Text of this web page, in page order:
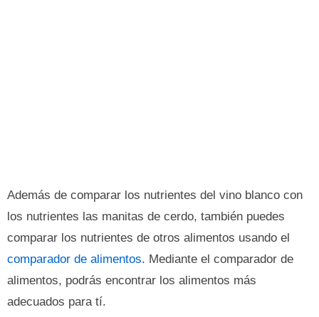
Además de comparar los nutrientes del vino blanco con
los nutrientes las manitas de cerdo, también puedes
comparar los nutrientes de otros alimentos usando el
comparador de alimentos. Mediante el comparador de
alimentos, podrás encontrar los alimentos más
adecuados para tí.